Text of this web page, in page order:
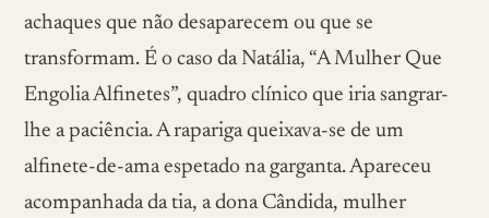
achaques que não desaparecem ou que se
transformam. É o caso da Natália, “A Mulher Que
Engolia Alfinetes”, quadro clínico que iria sangrar-
lhe a paciência. A rapariga queixava-se de um
alfinete-de-ama espetado na garganta. Apareceu
acompanhada da tia, a dona Cândida, mulher